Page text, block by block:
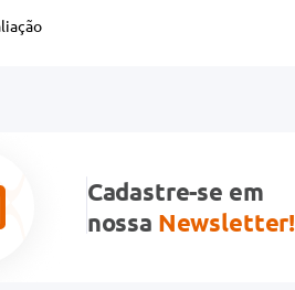
avaliação
produto de 1 a 5 estrelas
★
Cadastre-se em
nossa Newsletter!